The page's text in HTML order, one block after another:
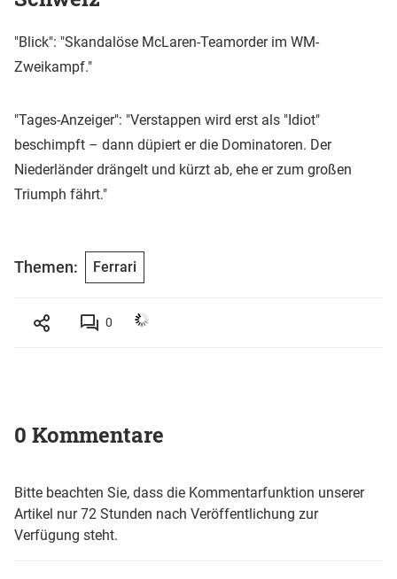
"Blick": "Skandalöse McLaren-Teamorder im WM-
Zweikampf."
"Tages-Anzeiger": "Verstappen wird erst als "Idiot"
beschimpft – dann düpiert er die Dominatoren. Der
Niederländer drängelt und kürzt ab, ehe er zum großen
Triumph fährt."
Themen: Ferrari
0
0 Kommentare
Bitte beachten Sie, dass die Kommentarfunktion unserer
Artikel nur 72 Stunden nach Veröffentlichung zur
Verfügung steht.